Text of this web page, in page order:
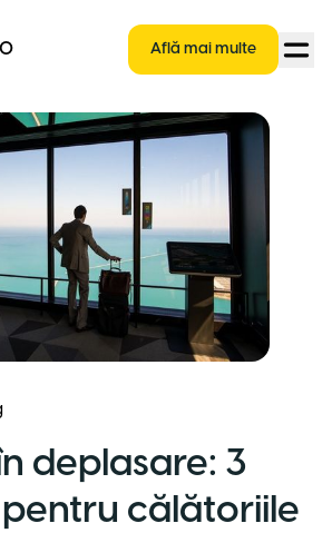
RO Află mai multe
deplasare: 3
călătoriile